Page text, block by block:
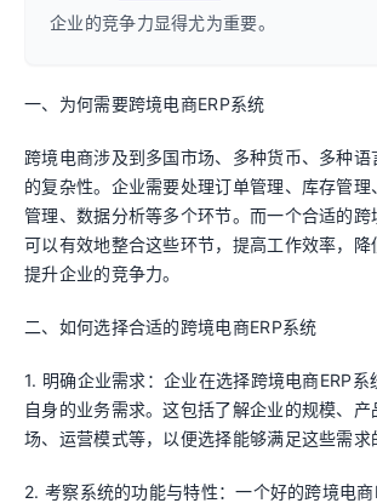
企业的竞争力显得尤为重要。
一、为何需要跨境电商ERP系统
跨境电商涉及到多国市场、多种货币、多种
的复杂性。企业需要处理订单管理、库存管
管理、数据分析等多个环节。而一个合适的跨
可以有效地整合这些环节，提高工作效率，降
提升企业的竞争力。
二、如何选择合适的跨境电商ERP系统
1. 明确企业需求：企业在选择跨境电商ERP系
自身的业务需求。这包括了解企业的规模、
场、运营模式等，以便选择能够满足这些需求
2. 考察系统的功能与特性：一个好的跨境电